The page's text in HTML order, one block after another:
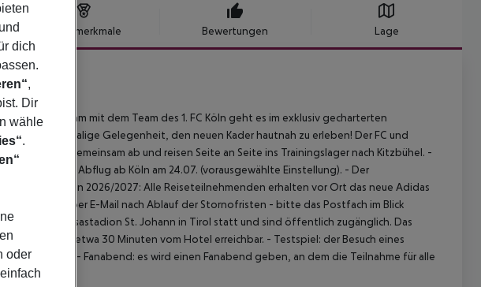
Hotelmerkmale Bewertungen Lage
Gemeinsam mit dem Team des 1. FC Köln geht es im exklusiv gecharterten
– eine einmalige Gelegenheit, den neuen Kader hautnah zu erleben! Der FC und
heben gemeinsam ab und reisen Seite an Seite ins Trainingslager nach Kitzbühel. -
ein Abflug ab Köln am 24.07. (vorausgewählte Einstellung). - Der
- Trikot 1. FC Köln 2026/2027: Alle Reiseteilnehmenden erhalten vor Ort das neue Adidas
erfolgt per E-Mail nach Ablauf der Stornofristen - bitte das Postfach im Blick
finden im Koasastadion St. Johann in Tirol statt und sind öffentlich zugänglich. Das
in etwa 30 Minuten vom Hotel erreichbar. - Testspiel: der Besuch eines
inkludiert.
- Fanabend: es wird einen Fanabend geben, an dem die Teilnahme für alle
dich
,
Dir
wähle
.
oder